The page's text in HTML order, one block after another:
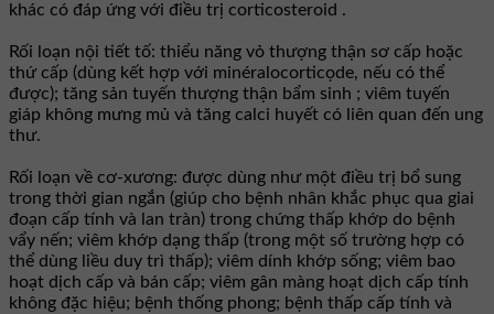
khác có đáp ứng với điều trị corticosteroid .
Rối loạn nội tiết tố: thiểu năng vỏ thượng thận sơ cấp hoặc
thứ cấp (dùng kết hợp với minéralocorticọde, nếu có thể
được); tăng sản tuyến thượng thận bẩm sinh ; viêm tuyến
giáp không mưng mủ và tăng calci huyết có liên quan đến ung
thư.
Rối loạn về cơ-xương: được dùng như một điều trị bổ sung
trong thời gian ngắn (giúp cho bệnh nhân khắc phục qua giai
đoạn cấp tính và lan tràn) trong chứng thấp khớp do bệnh
vẩy nến; viêm khớp dạng thấp (trong một số trường hợp có
thể dùng liều duy trì thấp); viêm dính khớp sống; viêm bao
hoạt dịch cấp và bán cấp; viêm gân màng hoạt dịch cấp tính
không đặc hiệu; bệnh thống phong; bệnh thấp cấp tính và